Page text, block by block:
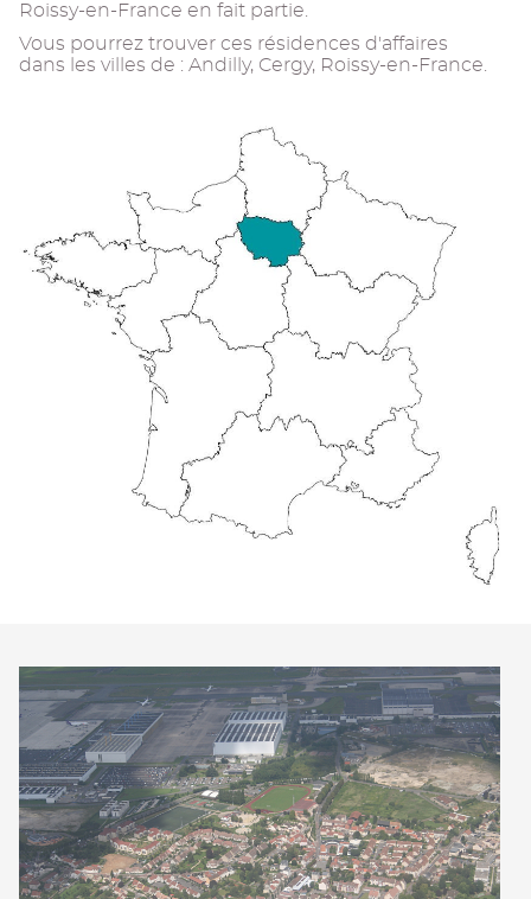
Roissy-en-France en fait partie.
Vous pourrez trouver ces résidences d'affaires
dans les villes de : Andilly, Cergy, Roissy-en-France.